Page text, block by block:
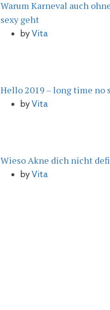
Warum Karneval auch
sexy geht
by Vita
Hello 2019 – long time no
by Vita
Wieso Akne dich nicht
by Vita